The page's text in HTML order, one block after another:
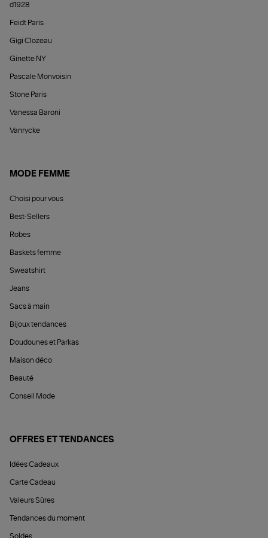
d1928
Feidt Paris
Gigi Clozeau
Ginette NY
Pascale Monvoisin
Stone Paris
Vanessa Baroni
Vanrycke
MODE FEMME
Choisi pour vous
Best-Sellers
Robes
Baskets femme
Sweatshirt
Jeans
Sacs à main
Bijoux tendances
Doudounes et Parkas
Maison déco
Beauté
Conseil Mode
OFFRES ET TENDANCES
Idées Cadeaux
Carte Cadeau
Valeurs Sûres
Tendances du moment
Soldes